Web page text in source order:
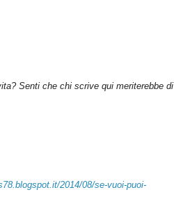
Senti che chi scrive qui meriterebbe di
2014/08/se-vuoi-puoi-